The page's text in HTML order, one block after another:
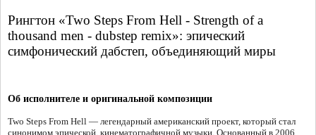
Рингтон «Two Steps From Hell - Strength of a
thousand men - dubstep remix»: эпический
симфонический дабстеп, объединяющий миры
Об исполнителе и оригинальной композиции
Two Steps From Hell — легендарный американский проект, который стал
синонимом эпической, кинематографичной музыки. Основанный в 2006